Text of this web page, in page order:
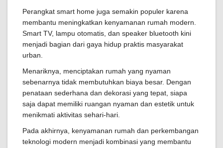
Perangkat smart home juga semakin populer karena
membantu meningkatkan kenyamanan rumah modern.
Smart TV, lampu otomatis, dan speaker bluetooth kini
menjadi bagian dari gaya hidup praktis masyarakat
urban.
Menariknya, menciptakan rumah yang nyaman
sebenarnya tidak membutuhkan biaya besar. Dengan
penataan sederhana dan dekorasi yang tepat, siapa
saja dapat memiliki ruangan nyaman dan estetik untuk
menikmati aktivitas sehari-hari.
Pada akhirnya, kenyamanan rumah dan perkembangan
teknologi modern menjadi kombinasi yang membantu